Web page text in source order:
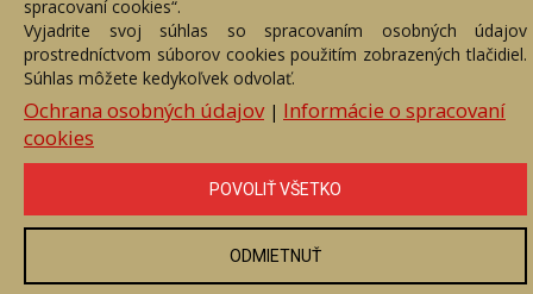
spracovaní cookies“.
Vyjadrite svoj súhlas so spracovaním osobných údajov
prostredníctvom súborov cookies použitím zobrazených tlačidiel.
Súhlas môžete kedykoľvek odvolať.
Ochrana osobných údajov| Informácie o spracovaní
cookies
POVOLIŤ VŠETKO
ODMIETNUŤ